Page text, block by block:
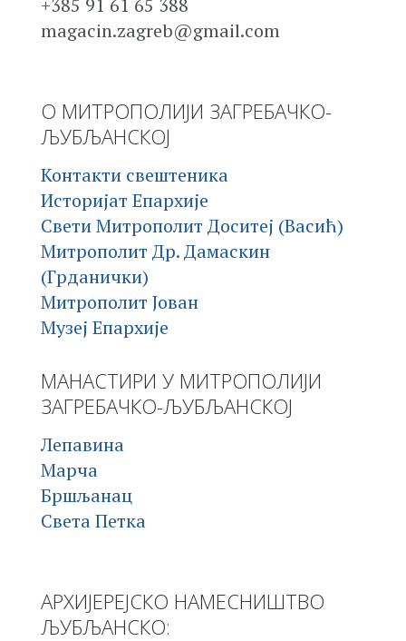
magacin.zagreb@gmail.com
О МИТРОПОЛИЈИ ЗАГРЕБАЧКО-
ЉУБЉАНСКОЈ
Контакти свештеника
Историјат Епархије
Свети Митрополит Доситеј (Васић)
Митрополит Др. Дамаскин
(Грданички)
Митрополит Јован
Музеј Епархије
МАНАСТИРИ У МИТРОПОЛИЈИ
ЗАГРЕБАЧКО-ЉУБЉАНСКОЈ
Лепавина
Марча
Бршљанац
Света Петка
АРХИЈЕРЕЈСКО НАМЕСНИШТВО
ЉУБЉАНСКО: